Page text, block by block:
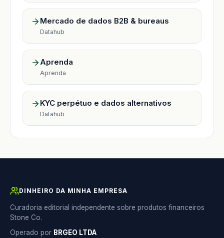
Mercado de dados B2B & bureaus
Datahub
Aprenda
Aprenda
KYC perpétuo e dados alternativos
Datahub
DINHEIRO DA MINHA EMPRESA
Curadoria editorial independente sobre produtos financeiros
Stone Co.
Operado por BRGEO LTDA